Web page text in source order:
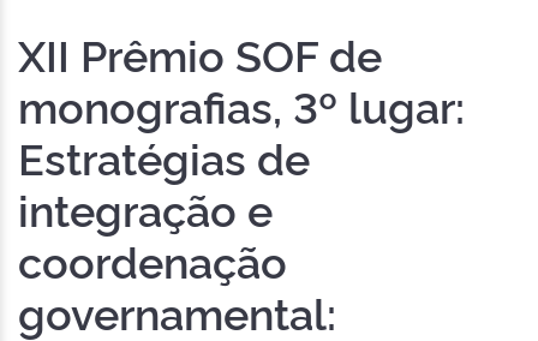
XII Prêmio SOF de
monografias, 3º lugar:
Estratégias de
integração e
coordenação
governamental: